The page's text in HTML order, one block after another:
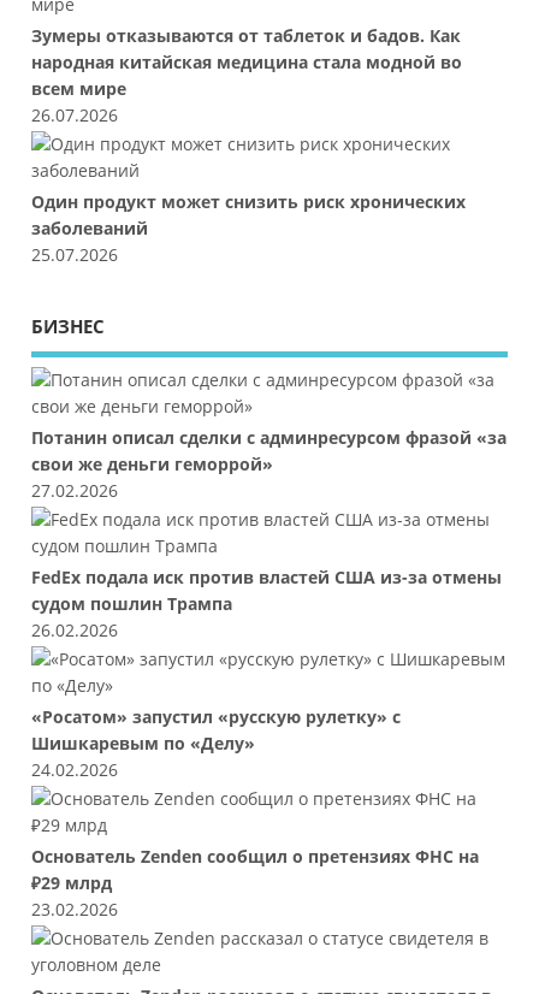
Зумеры отказываются от таблеток и бадов. Как
народная китайская медицина стала модной во
всем мире
26.07.2026
Один продукт может снизить риск хронических
заболеваний
25.07.2026
БИЗНЕС
Потанин описал сделки с админресурсом фразой «за
свои же деньги геморрой»
27.02.2026
FedEx подала иск против властей США из-за отмены
судом пошлин Трампа
26.02.2026
«Росатом» запустил «русскую рулетку» с
Шишкаревым по «Делу»
24.02.2026
Основатель Zenden сообщил о претензиях ФНС на
₽29 млрд
23.02.2026